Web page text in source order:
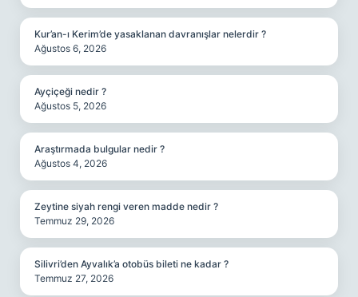
Kur’an-ı Kerim’de yasaklanan davranışlar nelerdir ?
Ağustos 6, 2026
Ayçiçeği nedir ?
Ağustos 5, 2026
Araştırmada bulgular nedir ?
Ağustos 4, 2026
Zeytine siyah rengi veren madde nedir ?
Temmuz 29, 2026
Silivri’den Ayvalık’a otobüs bileti ne kadar ?
Temmuz 27, 2026